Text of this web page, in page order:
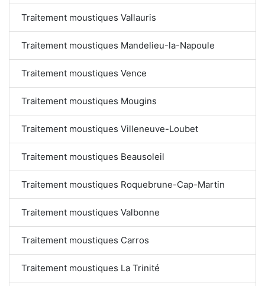
Traitement moustiques Vallauris
Traitement moustiques Mandelieu-la-Napoule
Traitement moustiques Vence
Traitement moustiques Mougins
Traitement moustiques Villeneuve-Loubet
Traitement moustiques Beausoleil
Traitement moustiques Roquebrune-Cap-Martin
Traitement moustiques Valbonne
Traitement moustiques Carros
Traitement moustiques La Trinité